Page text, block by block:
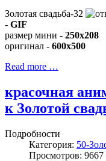
Золотая свадьба-32
- GIF
размер мини - 250x208
оригинал - 600x500
Read more …
красочная
к Золотой
Подробности
Категория: 50-
Просмотров: 9667